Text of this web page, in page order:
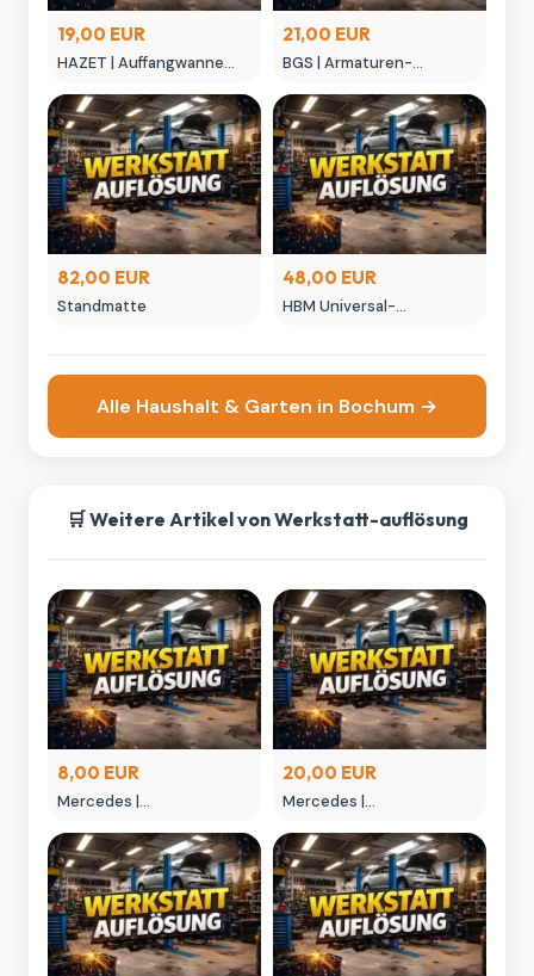
19,00 EUR
HAZET | Auffangwanne
21,00 EUR
BGS | Armaturen-
Scheibendemontage
82,00 EUR
Standmatte
48,00 EUR
HBM Universal-
Alle Haushalt & Garten in Bochum →
🛒 Weitere Artikel von Werkstatt-auflösung
8,00 EUR
Mercedes |
20,00 EUR
Mercedes |